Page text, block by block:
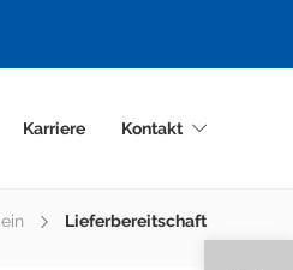
Karriere Kontakt
Lieferbereitschaft